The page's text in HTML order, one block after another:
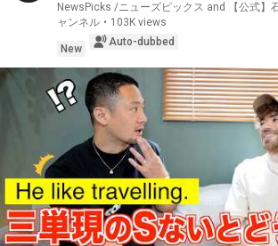
NewsPicks /ニューズピックス and 【公式】
ャンネル • 103K views
New
Auto-dubbed